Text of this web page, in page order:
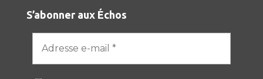
S’abonner aux Échos